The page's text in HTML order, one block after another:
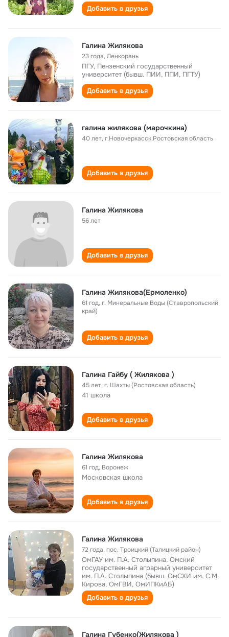
Добавить в друзья
Галина Жилякова
23 года,Ленкорань
ПГУ, Пензенский государственный
университет (бывш. ПИИ, ППИ, ПГТУ)
Добавить в друзья
галина жилякова (марочкина)
40 лет,г.Новочеркасск,Ростовская область
Добавить в друзья
Галина Жилякова
56 лет
Добавить в друзья
Галина Жилякова(Ермоленко)
61 год,г. Минеральные Воды (Ставропольский
край)
Добавить в друзья
Галина Гайбу ( Жилякова )
45 лет,г. Шахты (Ростовская область)
41 школа
Добавить в друзья
Галина Жилякова
61 год, Воронеж
Московская школа
Добавить в друзья
Галина Жилякова
72 года,пос. Троицкий (Талицкий район)
ОмГАУ им. П.А. Столыпина, Омский
государственный аграрный университет
им. П.А. Столыпина (бывш. ОмСХИ им. С.М.
Кирова, ОмГВИ, ОмИПКиАБ)
Добавить в друзья
Галина Губенко(Жилякова )